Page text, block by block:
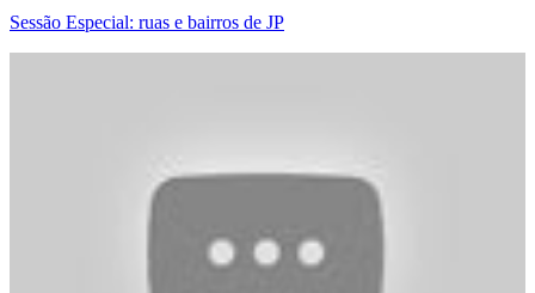
Sessão Especial: ruas e bairros de JP